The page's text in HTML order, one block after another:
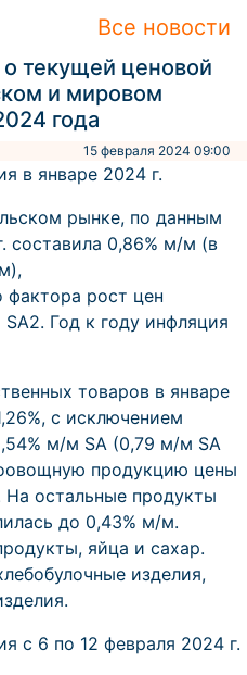
Все новости
текущей ценовой
и мировом
года
15 февраля 2024 09:00
в январе 2024 г.
рынке, по данным
составила 0,86% м/м (в
фактора рост цен
Год к году инфляция
товаров в январе
с исключением
м/м SA (0,79 м/м SA
продукцию цены
остальные продукты
до 0,43% м/м.
яйца и сахар.
изделия,
с 6 по 12 февраля 2024 г.